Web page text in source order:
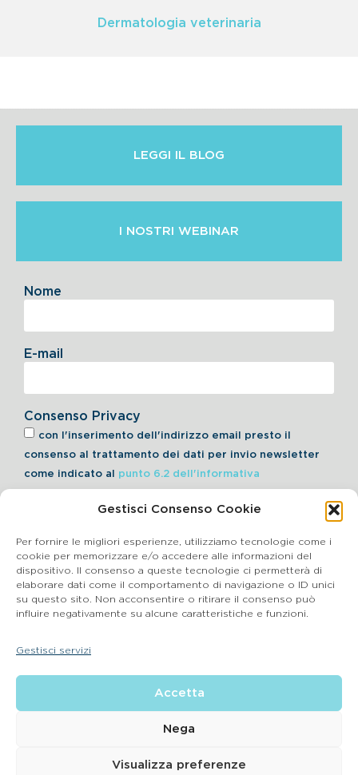
Gestisci Consenso Cookie
Per fornire le migliori esperienze, utilizziamo tecnologie come i
cookie per memorizzare e/o accedere alle informazioni del
dispositivo. Il consenso a queste tecnologie ci permetterà di
elaborare dati come il comportamento di navigazione o ID unici
su questo sito. Non acconsentire o ritirare il consenso può
influire negativamente su alcune caratteristiche e funzioni.
Gestisci servizi
Accetta
Nega
Visualizza preferenze
Dermatologia veterinaria
LEGGI IL BLOG
I NOSTRI WEBINAR
Consenso Privacy
con l'inserimento dell'indirizzo email presto il
consenso al trattamento dei dati per invio newsletter
come indicato al punto 6.2 dell'informativa
Nome
E-mail
Iscriviti alla Newsletter
Cookie Policy
P.IVA 03864990134 SDI:SUBM70N REA: BS – 602533 – Capitale
sociale deliberato 34,732.500, i.v. –
| Email: